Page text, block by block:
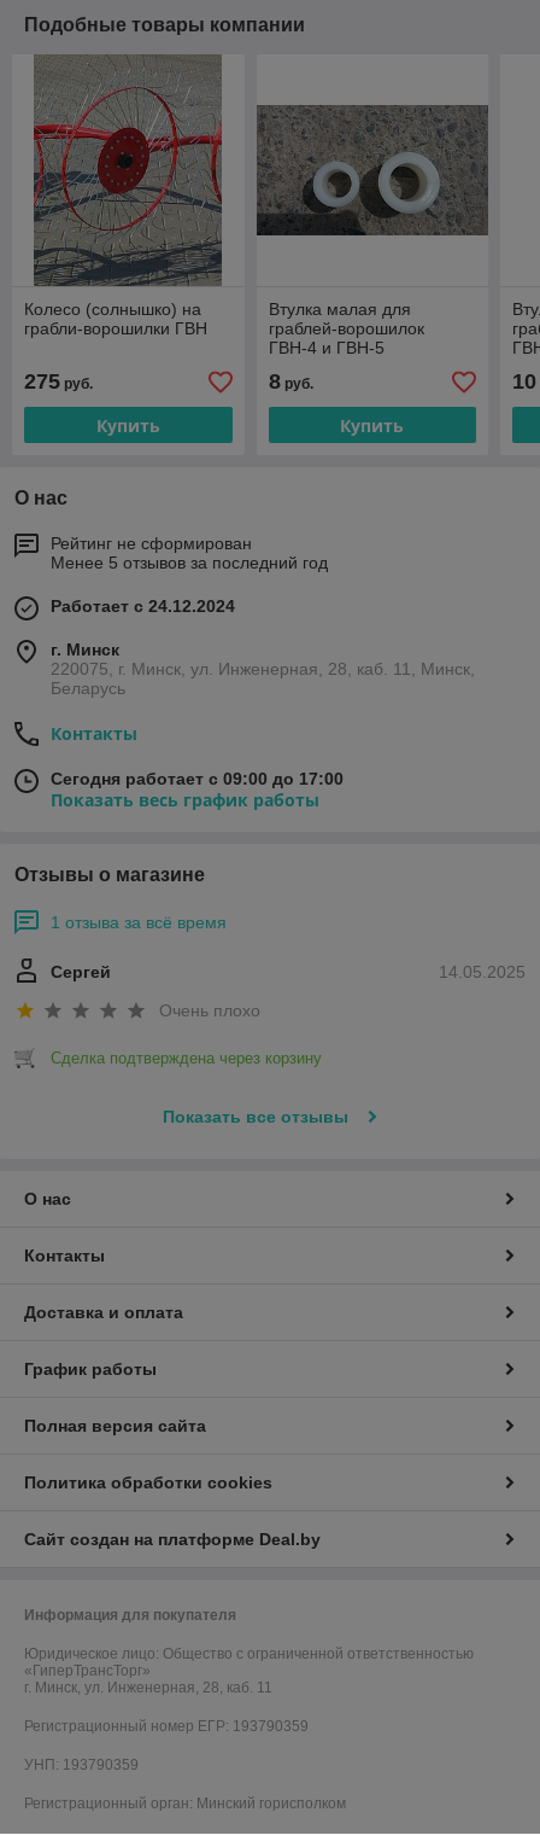
Подобные товары компании
Колесо (солнышко) на
грабли-ворошилки ГВН
275 руб.
Купить
Втулка малая для
граблей-ворошилок
ГВН-4 и ГВН-5
8руб.
Купить
10
О нас
Рейтинг не сформирован
Менее 5 отзывов за последний год
Работает с 24.12.2024
г. Минск
220075, г. Минск, ул. Инженерная, 28, каб. 11, Минск,
Беларусь
Контакты
Сегодня работает с 09:00 до 17:00
Показать весь график работы
Отзывы о магазине
1 отзыва за всё время
14.05.2025
Сергей
Очень плохо
Сделка подтверждена через корзину
Показать все отзывы
О нас
Контакты
Доставка и оплата
График работы
Полная версия сайта
Политика обработки cookies
Сайт создан на платформе Deal.by
Информация для покупателя
Юридическое лицо: Общество с ограниченной ответственностью
«ГиперТрансТорг»
г. Минск, ул. Инженерная, 28, каб. 11
Регистрационный номер ЕГР: 193790359
УНП: 193790359
Регистрационный орган: Минский горисполком